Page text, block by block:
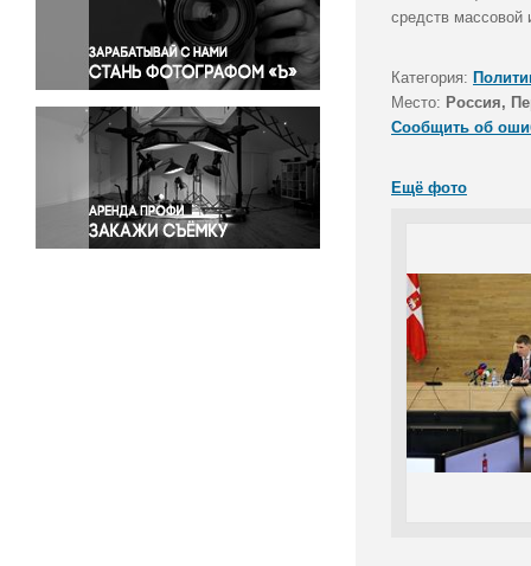
Правосудие
Происшествия и конфликты
Религия
Светская жизнь
Спорт
Экология
Экономика и бизнес
средств
Категория:
Место: Россия,
Сообщить об
Ещё фото